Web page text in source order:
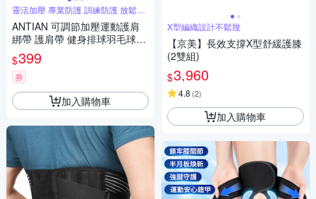
靈活加壓 專業防護 訓練防護 放鬆不
適
ANTIAN 可調節加壓運動護肩
綁帶 護肩帶 健身排球羽毛球防
脱臼護具 手臂肩膀固定帶
$399
券
加入購物車
X型編織設計不鬆脫
【京美】長效支撐X型舒緩護膝
(2雙組)
$3,960
4.8 (2)
加入購物車